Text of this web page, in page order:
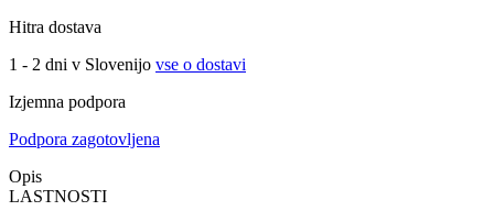
Hitra dostava
1 - 2 dni v Slovenijo vse o dostavi
Izjemna podpora
Podpora zagotovljena
Opis
LASTNOSTI